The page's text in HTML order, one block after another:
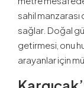
sahil
sağlar. Doğal
getirmesi, onu
arayanlar için